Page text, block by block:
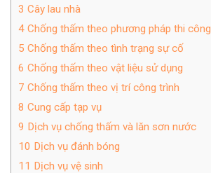
3 Cây lau nhà
4 Chống thấm theo phương pháp thi công
5 Chống thấm theo tình trạng sự cố
6 Chống thấm theo vật liệu sử dụng
7 Chống thấm theo vị trí công trình
8 Cung cấp tạp vụ
9 Dịch vụ chống thấm và lăn sơn nước
10 Dịch vụ đánh bóng
11 Dịch vụ vệ sinh